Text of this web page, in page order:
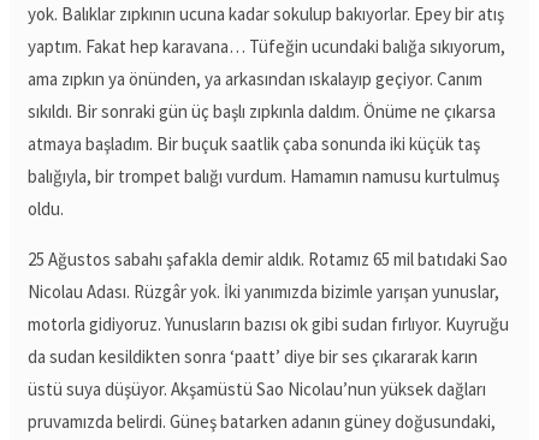
yok. Balıklar zıpkının ucuna kadar sokulup bakıyorlar. Epey bir atış
yaptım. Fakat hep karavana… Tüfeğin ucundaki balığa sıkıyorum,
ama zıpkın ya önünden, ya arkasından ıskalayıp geçiyor. Canım
sıkıldı. Bir sonraki gün üç başlı zıpkınla daldım. Önüme ne çıkarsa
atmaya başladım. Bir buçuk saatlik çaba sonunda iki küçük taş
balığıyla, bir trompet balığı vurdum. Hamamın namusu kurtulmuş
oldu.
25 Ağustos sabahı şafakla demir aldık. Rotamız 65 mil batıdaki Sao
Nicolau Adası. Rüzgâr yok. İki yanımızda bizimle yarışan yunuslar,
motorla gidiyoruz. Yunusların bazısı ok gibi sudan fırlıyor. Kuyruğu
da sudan kesildikten sonra ‘paatt’ diye bir ses çıkararak karın
üstü suya düşüyor. Akşamüstü Sao Nicolau’nun yüksek dağları
pruvamızda belirdi. Güneş batarken adanın güney doğusundaki,